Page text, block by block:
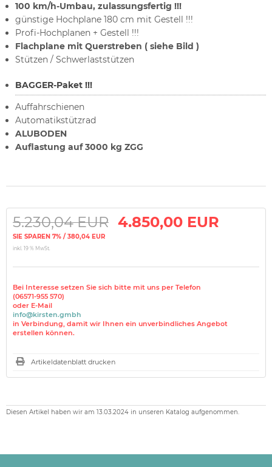
100 km/h-Umbau, zulassungsfertig !!!
günstige Hochplane 180 cm mit Gestell !!!
Profi-Hochplanen + Gestell !!!
Flachplane mit Querstreben ( siehe Bild )
Stützen / Schwerlaststützen
BAGGER-Paket !!!
Auffahrschienen
Automatikstützrad
ALUBODEN
Auflastung auf 3000 kg ZGG
5.230,04 EUR 4.850,00 EUR
SIE SPAREN 7% / 380,04 EUR
inkl. 19 % MwSt.
Bei Interesse setzen Sie sich bitte mit uns per Telefon
(06571-955 570)
oder E-Mail
info@kirsten.gmbh
in Verbindung, damit wir Ihnen ein unverbindliches Angebot
erstellen können.
Artikeldatenblatt drucken
Diesen Artikel haben wir am 13.03.2024 in unseren Katalog aufgenommen.